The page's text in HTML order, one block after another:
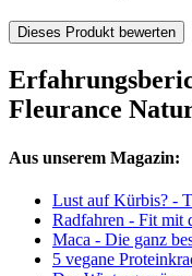
Dieses Produkt bewerten
Fleurance
Aus unserem Magazin:
Lust auf Kürbis? -
Radfahren - Fit mit
Maca - Die ganz
5 vegane